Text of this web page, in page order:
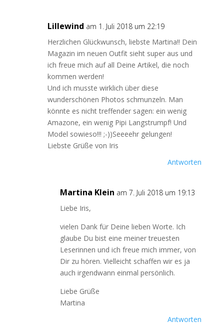
Lillewind am 1. Juli 2018 um 22:19
Herzlichen Glückwunsch, liebste Martina!! Dein
Magazin im neuen Outfit sieht super aus und
ich freue mich auf all Deine Artikel, die noch
kommen werden!
Und ich musste wirklich über diese
wunderschönen Photos schmunzeln. Man
könnte es nicht treffender sagen: ein wenig
Amazone, ein wenig Pipi Langstrumpf! Und
Model sowieso!!! ;-))Seeeehr gelungen!
Liebste Grüße von Iris
Antworten
Martina Klein am 7. Juli 2018 um 19:13
Liebe Iris,
vielen Dank für Deine lieben Worte. Ich
glaube Du bist eine meiner treuesten
Leserinnen und ich freue mich immer, von
Dir zu hören. Vielleicht schaffen wir es ja
auch irgendwann einmal persönlich.
Liebe Grüße
Martina
Antworten